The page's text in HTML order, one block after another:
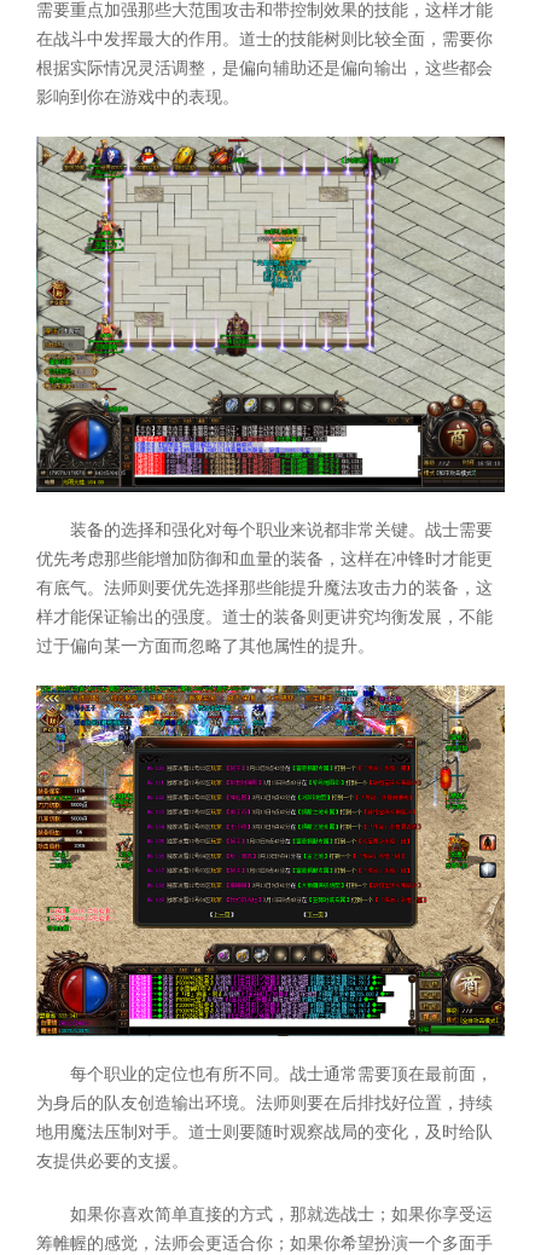
需要重点加强那些大范围攻击和带控制效果的技能，这样才能
在战斗中发挥最大的作用。道士的技能树则比较全面，需要你
根据实际情况灵活调整，是偏向辅助还是偏向输出，这些都会
影响到你在游戏中的表现。
装备的选择和强化对每个职业来说都非常关键。战士需要
优先考虑那些能增加防御和血量的装备，这样在冲锋时才能更
有底气。法师则要优先选择那些能提升魔法攻击力的装备，这
样才能保证输出的强度。道士的装备则更讲究均衡发展，不能
过于偏向某一方面而忽略了其他属性的提升。
每个职业的定位也有所不同。战士通常需要顶在最前面，
为身后的队友创造输出环境。法师则要在后排找好位置，持续
地用魔法压制对手。道士则要随时观察战局的变化，及时给队
友提供必要的支援。
如果你喜欢简单直接的方式，那就选战士；如果你享受运
筹帷幄的感觉，法师会更适合你；如果你希望扮演一个多面手